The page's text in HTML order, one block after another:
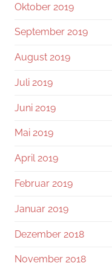
Oktober 2019
September 2019
August 2019
Juli 2019
Juni 2019
Mai 2019
April 2019
Februar 2019
Januar 2019
Dezember 2018
November 2018